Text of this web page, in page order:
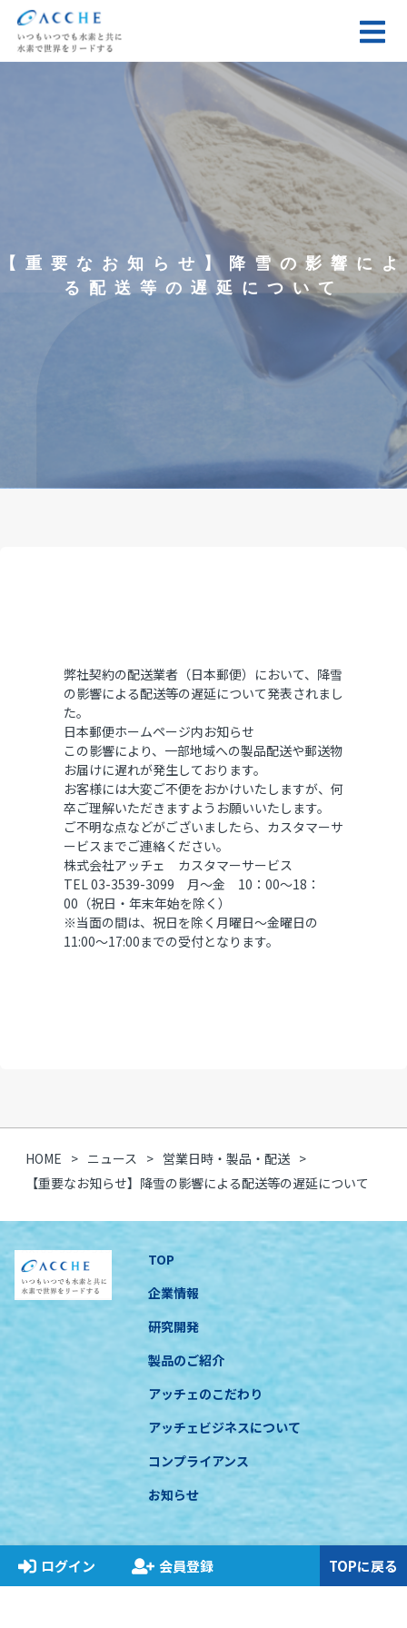
【重要なお知らせ】降雪の影響によ
る配送等の遅延について
弊社契約の配送業者（日本郵便）において、降雪
の影響による配送等の遅延について発表されまし
た。
日本郵便ホームページ内お知らせ
この影響により、一部地域への製品配送や郵送物
お届けに遅れが発生しております。
お客様には大変ご不便をおかけいたしますが、何
卒ご理解いただきますようお願いいたします。
ご不明な点などがございましたら、カスタマーサ
ービスまでご連絡ください。
株式会社アッチェ カスタマーサービス
TEL 03-3539-3099 月～金 10：00～18：
00（祝日・年末年始を除く）
※当面の間は、祝日を除く月曜日～金曜日の
11:00～17:00までの受付となります。
HOME ニュース
営業日時・製品・配送
【重要なお知らせ】降雪の影響による配送等の遅延について
TOP
企業情報
研究開発
製品のご紹介
アッチェのこだわり
アッチェビジネスについて
コンプライアンス
お知らせ
ログイン 会員登録 TOPに戻る